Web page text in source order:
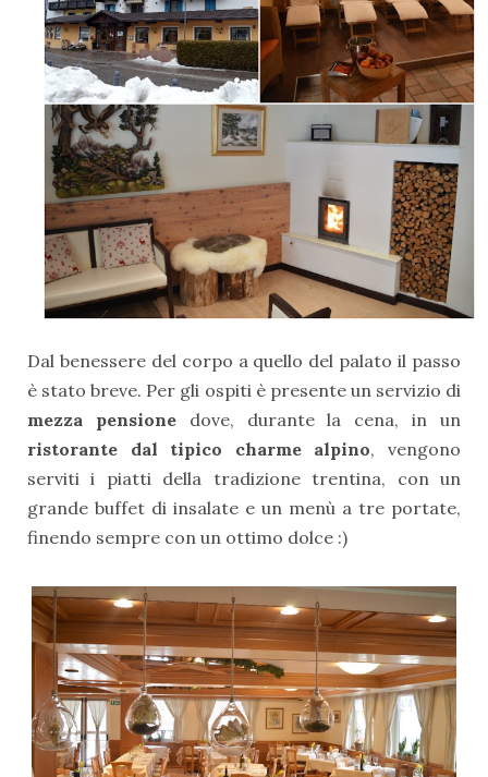
Dal benessere del corpo a quello del palato il passo
è stato breve. Per gli ospiti è presente un servizio di
mezza pensionedove, durante la cena, in un
ristorante dal tipico charme alpino, vengono
serviti i piatti della tradizione trentina, con un
grande buffet di insalate e un menù a tre portate,
finendo sempre con un ottimo dolce :)